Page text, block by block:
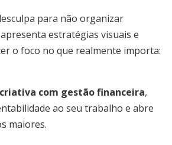
para não organizar
estratégias visuais e
o foco no que realmente importa:
com gestão financeira,
ao seu trabalho e abre
maiores.